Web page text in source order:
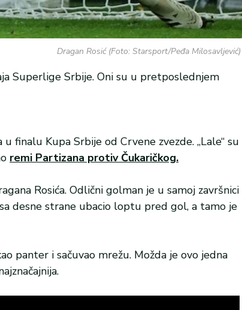
Dragan Rosić (Foto: Starsport/Peđa Milosavljević)
Superlige Srbije. Oni su u pretposlednjem
finalu Kupa Srbije od Crvene zvezde. „Lale“ su
remi Partizana protiv Čukaričkog.
Rosića. Odlični golman je u samoj završnici
desne strane ubacio loptu pred gol, a tamo je
panter i sačuvao mrežu. Možda je ovo jedna